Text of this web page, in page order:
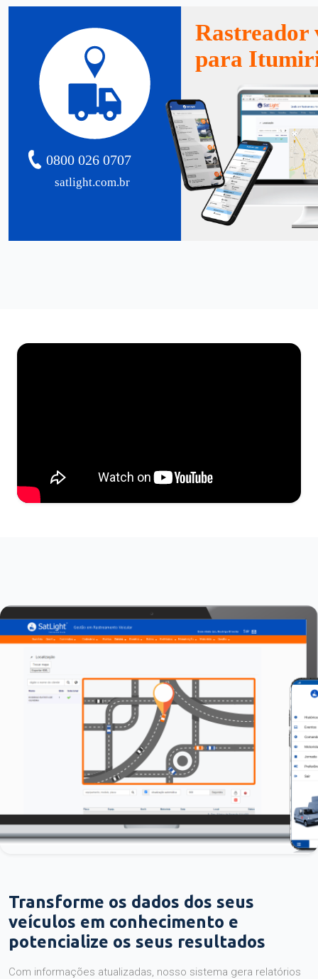
satlight.com.br
0800 026 0707
Rastreador
para
Transforme os dados dos seus
veículos em conhecimento e
potencialize os seus resultados
Com informações atualizadas, nosso sistema gera relatórios